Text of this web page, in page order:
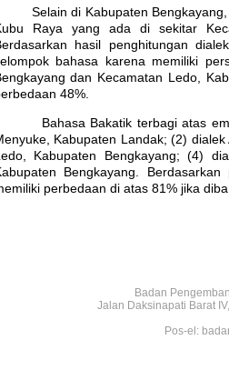
Selain di Kabupaten Bengkayang,
Raya yang ada di sekitar
hasil penghitungan
bahasa karena memiliki
dan Kecamatan Ledo,
48%.
Bahasa Bakatik terbagi atas empat
Kabupaten Landak; (2)
Kabupaten Bengkayang; (4)
Bengkayang.
perbedaan di atas 81% jika
Badan
Jalan Daksinapati Barat
Pos-el: